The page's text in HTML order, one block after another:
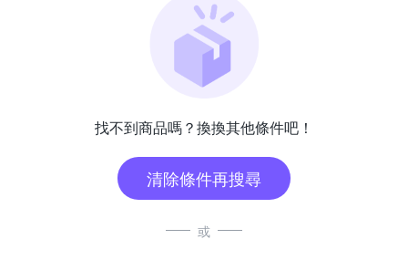
找不到商品嗎？換換其他條件吧！
清除條件再搜尋
或